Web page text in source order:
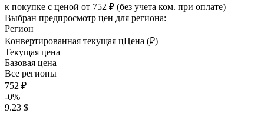
к покупке с ценой от 752 ₽ (без учета ком. при оплате)
Выбран предпросмотр цен для региона:
Регион
Конвертированная текущая цЦена (₽)
Текущая цена
Базовая цена
Все регионы
752 ₽
-0%
9.23 $